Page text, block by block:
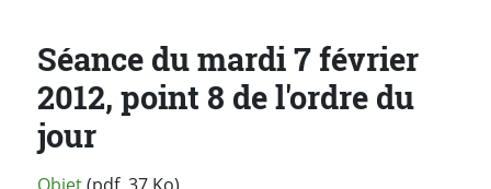
Séance du mardi 7 février
2012, point 8 de l'ordre du
jour
Objet(pdf, 37 Ko)